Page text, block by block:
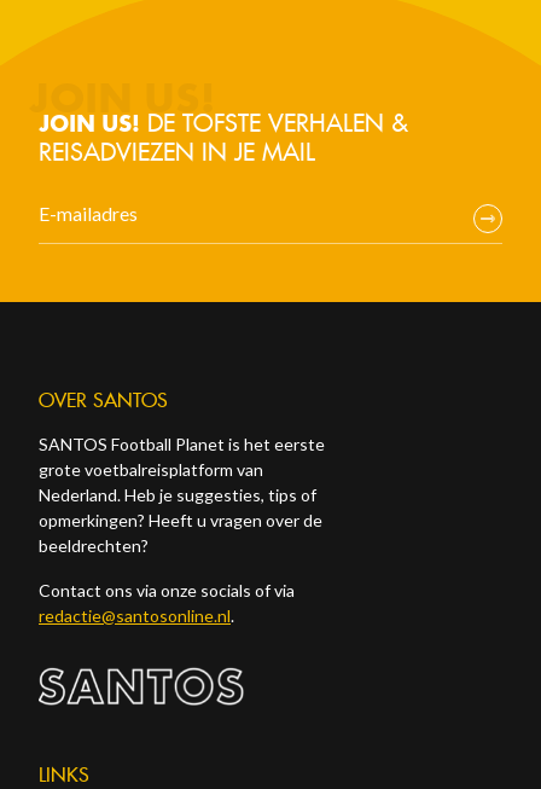
JOIN US! DE TOFSTE VERHALEN &
REISADVIEZEN IN JE MAIL
OVER SANTOS
SANTOS Football Planet is het eerste
grote voetbalreisplatform van
Nederland. Heb je suggesties, tips of
opmerkingen? Heeft u vragen over de
beeldrechten?
Contact ons via onze socials of via
redactie@santosonline.nl.
LINKS